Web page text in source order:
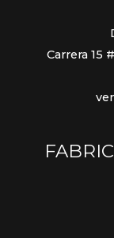
Carrera 15